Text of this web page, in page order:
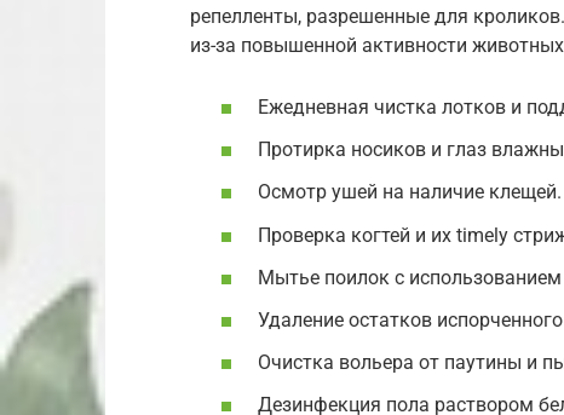
репелленты, разрешенные для
из-за повышенной активности
Ежедневная чистка лотков и
Протирка носиков и глаз
Осмотр ушей на наличие клещей.
Проверка когтей и их timely
Мытье поилок с
Удаление остатков
Очистка вольера от паутины и
Дезинфекция пола раствором